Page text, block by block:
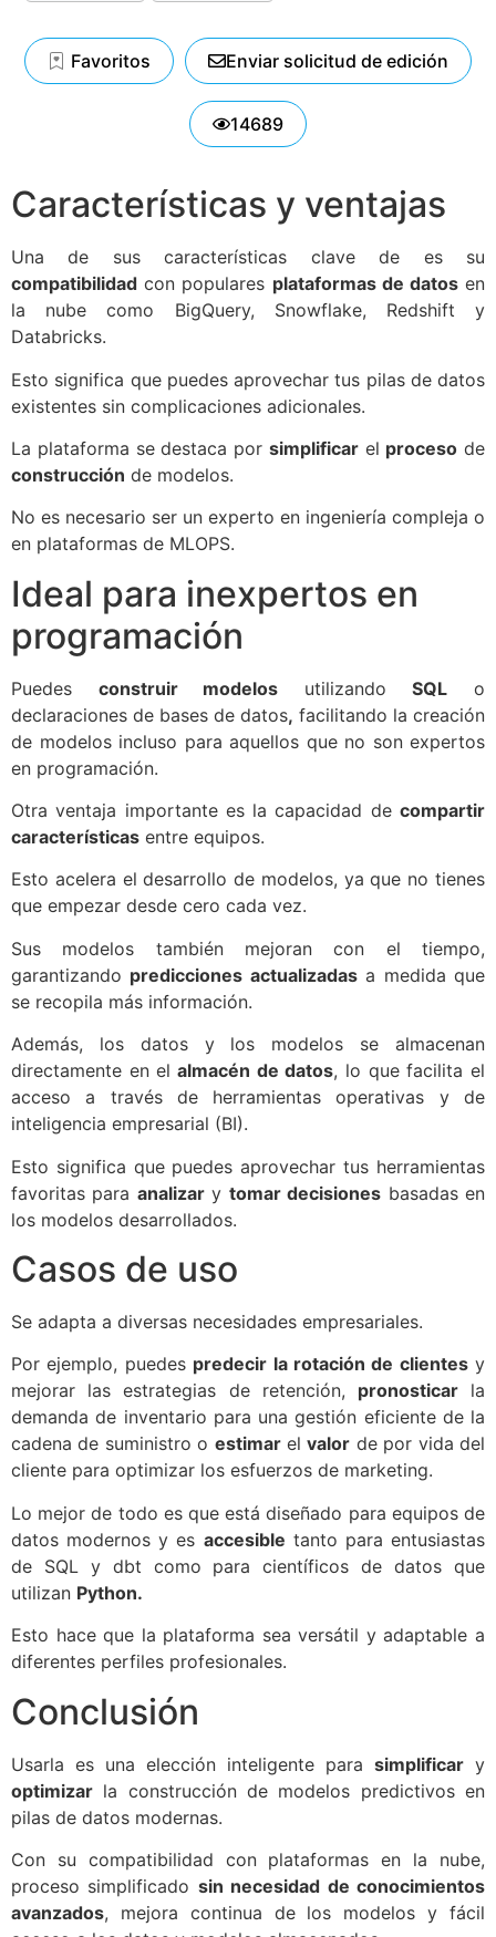
Favoritos Enviar solicitud de edición
14689
Características y ventajas
Una de sus características clave de es su
compatibilidad con populares plataformas de datosen
la nube como BigQuery, Snowflake, Redshift y
Databricks.
Esto significa que puedes aprovechar tus pilas de datos
existentes sin complicaciones adicionales.
La plataforma se destaca por simplificarel proceso de
construcción de modelos.
No es necesario ser un experto en ingeniería compleja o
en plataformas de MLOPS.
Ideal para inexpertos en
programación
Puedes construir modelos utilizandoSQL o
declaraciones de bases de datos, facilitando la creación
de modelos incluso para aquellos que no son expertos
en programación.
Otra ventaja importante es la capacidad de compartir
características entre equipos.
Esto acelera el desarrollo de modelos, ya que no tienes
que empezar desde cero cada vez.
Sus modelos también mejoran con el tiempo,
garantizando predicciones actualizadasa medida que
se recopila más información.
Además, los datos y los modelos se almacenan
directamente en el almacén de datos, lo que facilita el
acceso a través de herramientas operativas y de
inteligencia empresarial (BI).
Esto significa que puedes aprovechar tus herramientas
favoritas para analizary tomar decisiones basadas en
los modelos desarrollados.
Casos de uso
Se adapta a diversas necesidades empresariales.
Por ejemplo, puedes predecir la rotación de clientesy
mejorar las estrategias de retención, pronosticarla
demanda de inventario para una gestión eficiente de la
cadena de suministro o estimarelvalor de por vida del
cliente para optimizar los esfuerzos de marketing.
Lo mejor de todo es que está diseñado para equipos de
datos modernos y es accesible tanto para entusiastas
de SQL y dbt como para científicos de datos que
utilizan Python.
Esto hace que la plataforma sea versátil y adaptable a
diferentes perfiles profesionales.
Conclusión
Usarla es una elección inteligente para simplificar y
optimizar la construcción de modelos predictivos en
pilas de datos modernas.
Con su compatibilidad con plataformas en la nube,
proceso simplificado sin necesidad de conocimientos
avanzados, mejora continua de los modelos y fácil